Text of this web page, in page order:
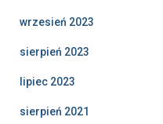
wrzesień 2023
sierpień 2023
lipiec 2023
sierpień 2021